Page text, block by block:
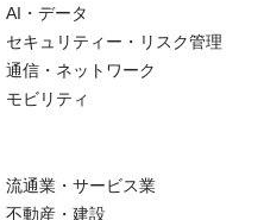
AI・データ
セキュリティー・リスク管理
通信・ネットワーク
モビリティ
流通業・サービス業
不動産・建設